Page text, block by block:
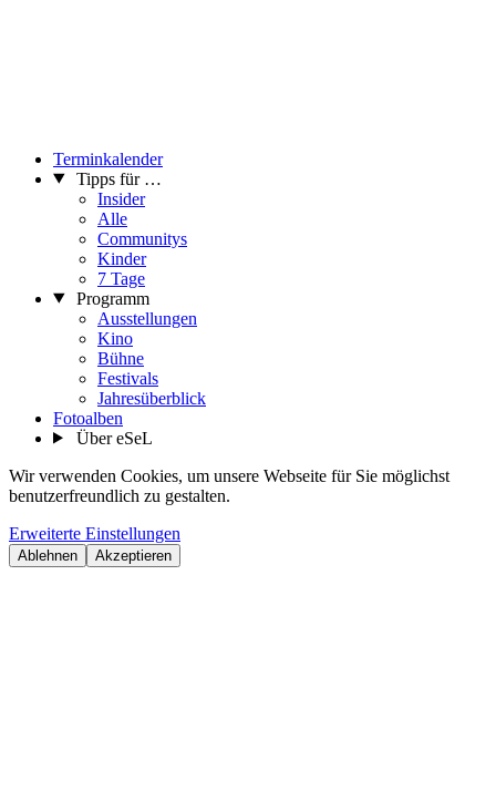
Terminkalender
Tipps für …
Insider
Alle
Communitys
Kinder
7 Tage
Programm
Ausstellungen
Kino
Bühne
Festivals
Jahresüberblick
Fotoalben
Über eSeL
Wir verwenden Cookies, um unsere Webseite für Sie möglichst
benutzerfreundlich zu gestalten.
Erweiterte Einstellungen
Ablehnen Akzeptieren